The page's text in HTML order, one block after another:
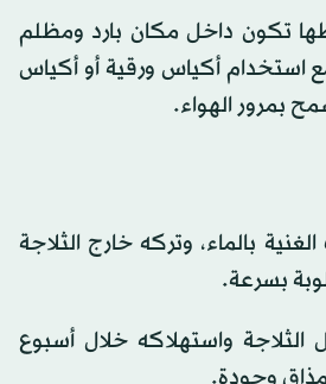
تكون داخل مكان بارد ومظلم
استخدام أكياس ورقية أو أكياس
بمرور الهواء.
بالماء، وتركه خارج الثلاجة
بسرعة.
واستهلاكه خلال أسبوع
وجودة.